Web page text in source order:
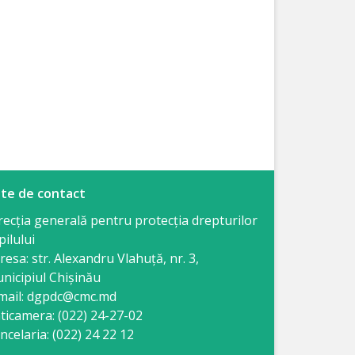
de contact
generală pentru protecția drepturilor
str. Alexandru Vlahuţă, nr. 3,
Chişinău
dgpdc@cmc.md
(022) 24-27-02
(022) 24 22 12